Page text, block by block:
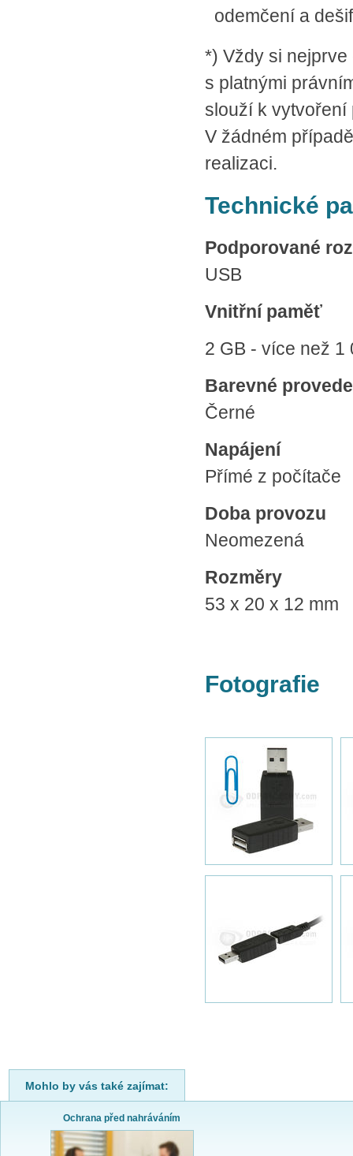
odemčení a
*) Vždy si
s platnými
slouží k vytvoření
V žádném
realizaci.
Technické
Podporované
USB
Vnitřní paměť
2 GB - více než 1
Barevné
Černé
Napájení
Přímé z počítače
Doba provozu
Neomezená
Rozměry
53 x 20 x 12 mm
Fotografie
Mohlo by vás také zajímat:
Ochrana před nahráváním